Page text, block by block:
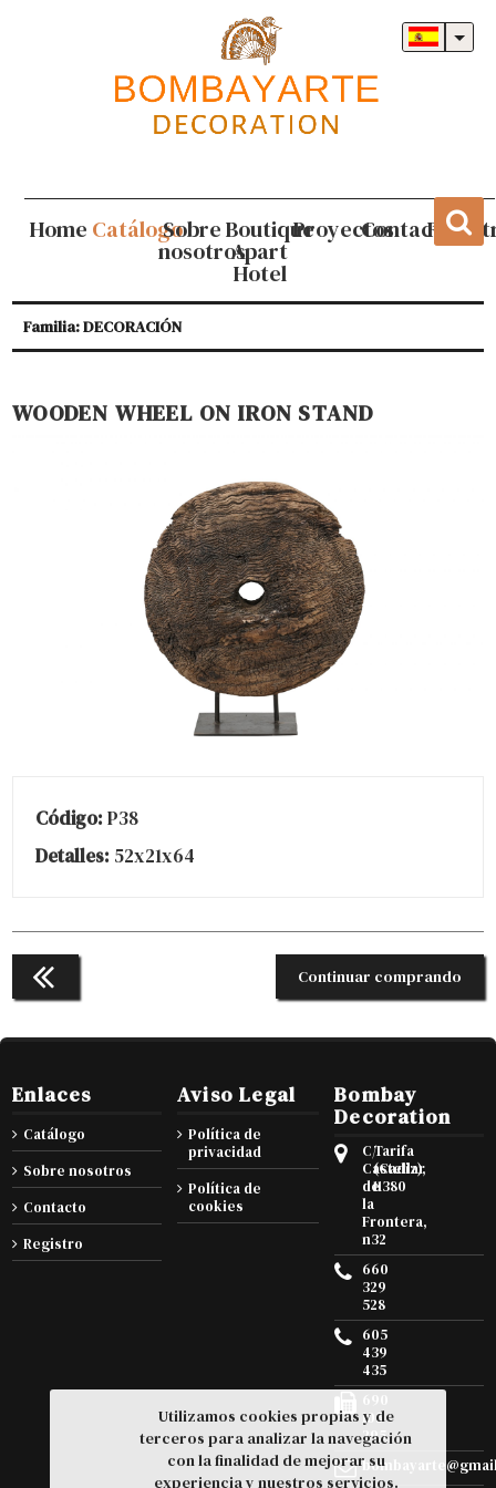
Home CatálogoSobre
nosotros
Boutique
Apart
Hotel
ProyectosContacto
Familia: DECORACIÓN
WOODEN WHEEL ON IRON STAND
Código: P38
Detalles: 52x21x64
Continuar comprando
Enlaces
Catálogo
Sobre nosotros
Contacto
Registro
Aviso Legal
Política de
privacidad
Política de
cookies
Bombay
Decoration
C/
Castellar
de
la
Frontera,
n32
Tarifa
(Cadiz),
11380
660
329
528
605
439
435
105
295
Utilizamos cookies propias y de
terceros para analizar la navegación
con la finalidad de mejorar su
experiencia y nuestros servicios.